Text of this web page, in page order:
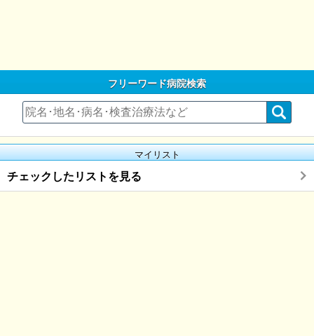
フリーワード病院検索
マイリスト
チェックしたリストを見る